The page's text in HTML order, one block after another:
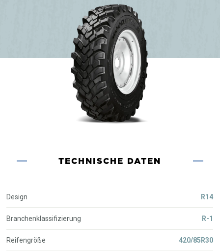
TECHNISCHE DATEN
Design R14
Branchenklassifizierung R-1
Reifengröße 420/85R30